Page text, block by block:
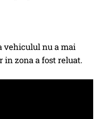
vehiculul nu a mai
zona a fost reluat.